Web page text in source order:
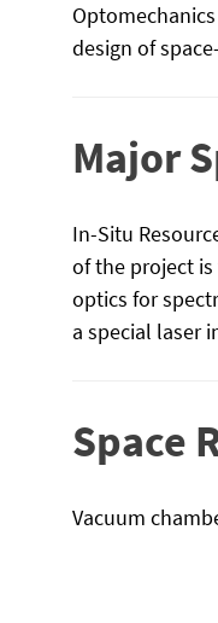
design of
Major
In-Situ
of the project
optics for
a special laser
Space
Vacuum